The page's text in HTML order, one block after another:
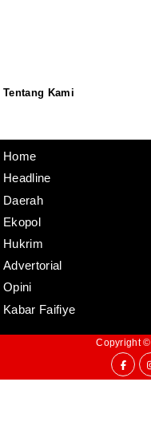
Tentang Kami
Home
Headline
Daerah
Ekopol
Hukrim
Advertorial
Opini
Kabar Faifiye
Copyright ©